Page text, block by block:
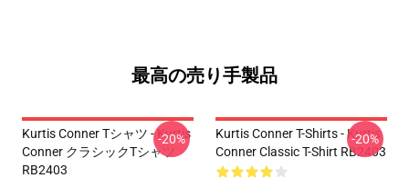
最高の売り手製品
Kurtis Conner Tシャツ - Kurtis
Conner クラシックTシャツ
RB2403
-20%
Kurtis Conner T-Shirts - Kurtis
Conner Classic T-Shirt RB2403
-20%